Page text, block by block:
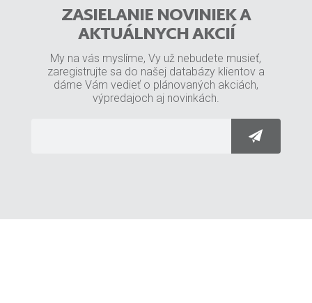
ZASIELANIE NOVINIEK A
AKTUÁLNYCH AKCIÍ
My na vás myslíme, Vy už nebudete musieť,
zaregistrujte sa do našej databázy klientov a
dáme Vám vedieť o plánovaných akciách,
výpredajoch aj novinkách.